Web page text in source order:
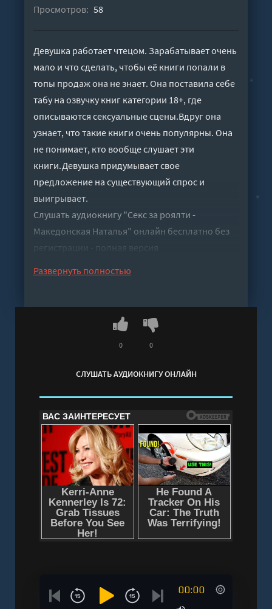
Просмотров: 58
Девушка работает чтецом. Зарабатывает очень
мало и что сделать, чтобы её книги попали в
топы продаж она не знает. Она поставила себе
табу на озвучку книг категории 18+, где
описываются сексуальные сцены.Вдруг она
узнает, что такие книги очень популярны. Она
не понимает, кто вообще слушает эти
книги.Девушка придумывает свое
предложение на существующий спрос и
выигрывает.
Слушать аудиокнигу "Секс за роялти -
Македонская Наталья" онлайн бесплатно без
регистрации - полная версия
Развернуть полностью
СЛУШАТЬ АУДИОКНИГУ ОНЛАЙН
0 0
00:00